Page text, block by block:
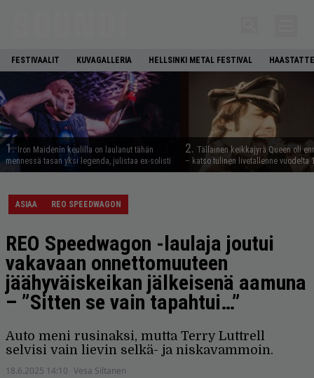
FESTIVAALIT KUVAGALLERIA HELLSINKI METAL FESTIVAL
1. Iron Maidenin keulilla on laulanut tähän
mennessä tasan yksi legenda, julistaa ex-solisti
2. Tällainen keikkajyrä Queen oli
– katso tulinen livetallenne vuodelta
ASIAA REO SPEEDWAGON
REO Speedwagon -laulaja joutui
vakavaan onnettomuuteen
jäähyväiskeikan jälkeisenä aamuna
– ”Sitten se vain tapahtui…”
Auto meni rusinaksi, mutta Terry Luttrell
selvisi vain lievin selkä- ja niskavammoin.
18.6.2025 14:10 Vesa Siltanen